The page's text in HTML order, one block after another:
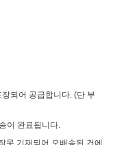
되어 공급합니다. (단 부
이 완료됩니다.
못 기재되어 오배송된 건에